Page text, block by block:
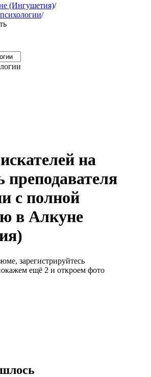
(Ингушетия)/
/
на
преподавателя
с полной
в Алкуне
зарегистрируйтесь
ещё 2 и откроем фото